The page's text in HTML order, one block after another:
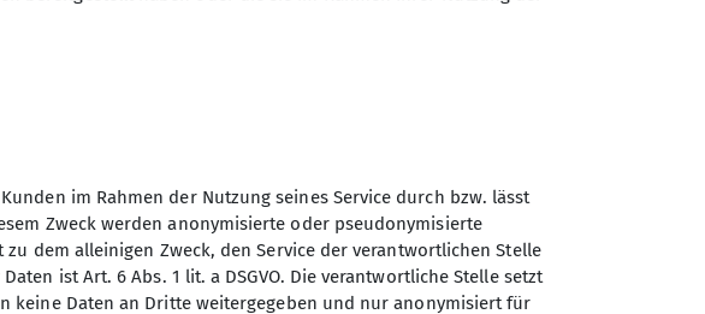
Sektion Otterfing des
Deutschen Alpenvereins e.V.
Nordsiedlung 12
im Rahmen der Nutzung seines Service durch bzw. lässt
Zweck werden anonymisierte oder pseudonymisierte
dem alleinigen Zweck, den Service der verantwortlichen Stelle
ist Art. 6 Abs. 1 lit. a DSGVO. Die verantwortliche Stelle setzt
keine Daten an Dritte weitergegeben und nur anonymisiert für